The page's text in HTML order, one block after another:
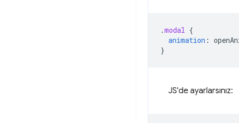
.modal {
animation :
}
JS'de ayarlarsınız: